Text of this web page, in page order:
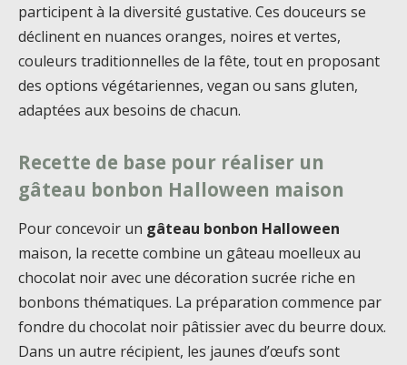
participent à la diversité gustative. Ces douceurs se
déclinent en nuances oranges, noires et vertes,
couleurs traditionnelles de la fête, tout en proposant
des options végétariennes, vegan ou sans gluten,
adaptées aux besoins de chacun.
Recette de base pour réaliser un
gâteau bonbon Halloween maison
Pour concevoir un gâteau bonbon Halloween
maison, la recette combine un gâteau moelleux au
chocolat noir avec une décoration sucrée riche en
bonbons thématiques. La préparation commence par
fondre du chocolat noir pâtissier avec du beurre doux.
Dans un autre récipient, les jaunes d’œufs sont